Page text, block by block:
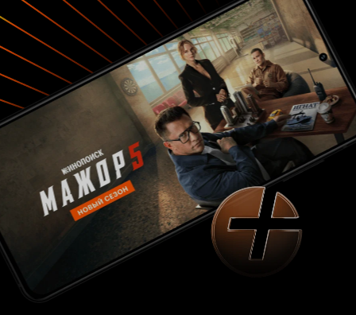
наркоман, только подсел на вызывающий
зависимость кошачий корм. Тоже врун, как и ее
отец, постоянно уходит от нее, бросает, как и
отец, уходил и бросал уезжая на гастроли. Кот
- абьюзер, качающий девушку на
эмоциональных качелях и сосущий деньги.
Читая этот текст, вам может показаться, то
фильм о старой деве, у которой не все дома,
скорее всего из-за детской травмы. Так и есть.
И вообще сценарий полон абсурда. Главную
героиню не плохо бы отправить к
психоаналитику и проработать «Эдипов
комплекс». Продолжим. Фани нашла своего
котика, который ее понимает и поддерживает,
приучает пить молоко, гулять по крышам и
любоваться ночными улицами. Романтика,
поцелуи и ласки через край, не кот, а
идеальный бойфренд. Пушистый сердцеед
вдохновляет её воплощать свои мечты, какими
бы дерзкими они ни были и вообще отношения
у них «с перчинкой». Фильм - бомба. Он вас